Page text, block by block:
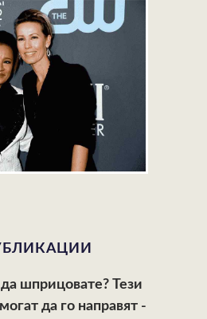
шприцовате? Тези
да го направят -